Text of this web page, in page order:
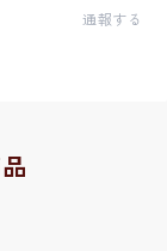
通報する